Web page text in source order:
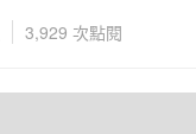
3,929 次點閱